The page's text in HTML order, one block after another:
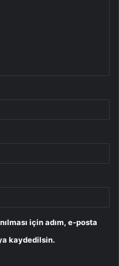
için adım, e-posta
kaydedilsin.